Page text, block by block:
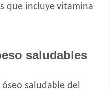
que incluye vitamina
saludables
saludable del